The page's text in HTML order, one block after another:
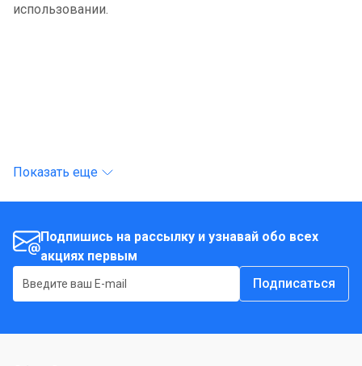
использовании.
Показать еще
Подпишись на рассылку и узнавай обо всех
акциях первым
Подписаться